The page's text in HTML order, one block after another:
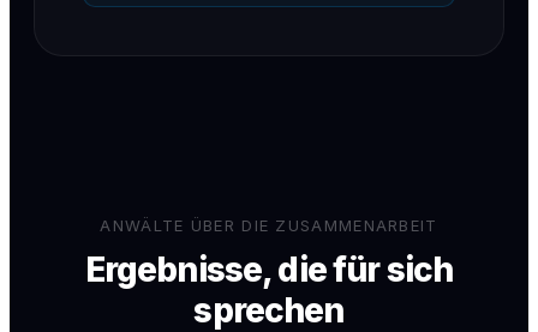
ANWÄLTE ÜBER DIE ZUSAMMENARBEIT
Ergebnisse, die für sich
sprechen